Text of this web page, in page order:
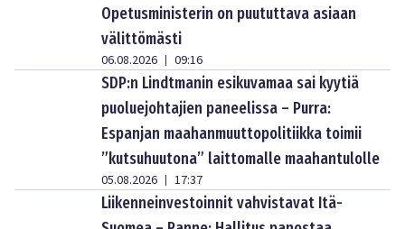
Opetusministerin on puututtava asiaan
välittömästi
06.08.2026 | 09:16
SDP:n Lindtmanin esikuvamaa sai kyytiä
puoluejohtajien paneelissa – Purra:
Espanjan maahanmuuttopolitiikka toimii
”kutsuhuutona” laittomalle maahantulolle
05.08.2026 | 17:37
Liikenneinvestoinnit vahvistavat Itä-